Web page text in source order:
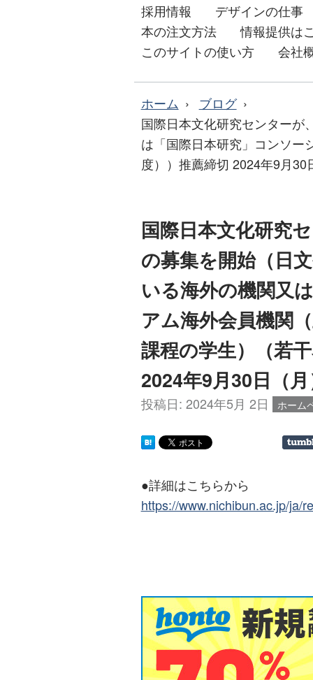
採用情報
デザインの仕事
本の注文方法
情報提供は
このサイトの使い方
会社
ホーム
ブログ
国際日本文化研究センターが
は「国際日本研究」コンソー
度））推薦締切 2024年9月
国際日本文化研究
の募集を開始（日
いる海外の機関又
アム海外会員機関
課程の学生）（若
2024年9月30日（
投稿日: 2024年5月 2日 ホーム
●詳細はこちらから
https://www.nichibun.ac.jp/ja/